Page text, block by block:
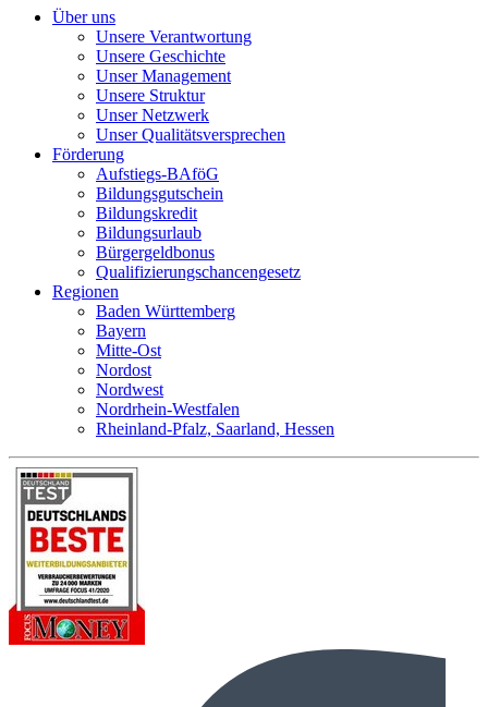
Über uns
Unsere Verantwortung
Unsere Geschichte
Unser Management
Unsere Struktur
Unser Netzwerk
Unser Qualitätsversprechen
Förderung
Aufstiegs-BAföG
Bildungsgutschein
Bildungskredit
Bildungsurlaub
Bürgergeldbonus
Qualifizierungschancengesetz
Regionen
Baden Württemberg
Bayern
Mitte-Ost
Nordost
Nordwest
Nordrhein-Westfalen
Rheinland-Pfalz, Saarland, Hessen